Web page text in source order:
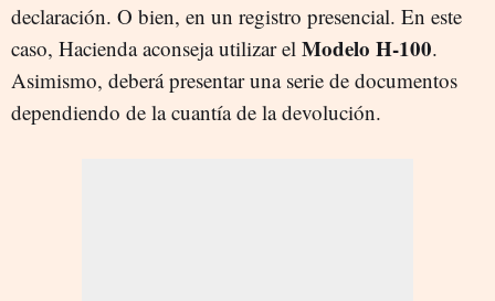
declaración. O bien, en un registro presencial. En este
caso, Hacienda aconseja utilizar el Modelo H-100.
Asimismo, deberá presentar una serie de documentos
dependiendo de la cuantía de la devolución.